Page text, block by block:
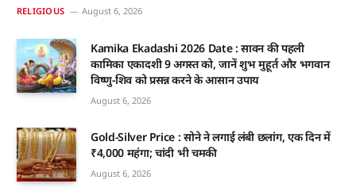
RELIGIOUS August 6, 2026
Kamika Ekadashi 2026 Date : सावन की पहली
कामिका एकादशी 9 अगस्त को, जानें शुभ मुहूर्त और भगवान
विष्णु-शिव को प्रसन्न करने के आसान उपाय
August 6, 2026
Gold-Silver Price : सोने ने लगाई लंबी छलांग, एक दिन में
₹4,000 महंगा; चांदी भी चमकी
August 6, 2026